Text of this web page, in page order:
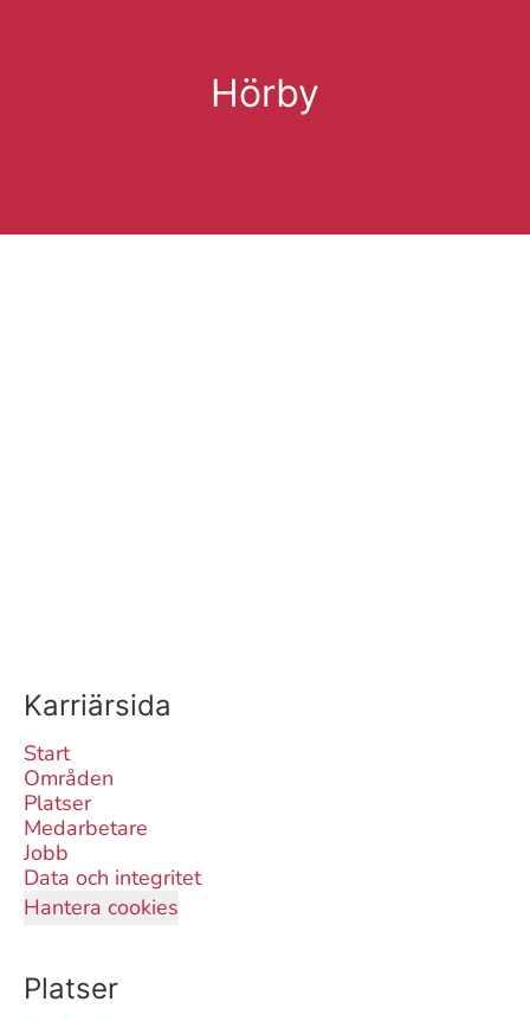
Hörby
Karriärsida
Start
Områden
Platser
Medarbetare
Jobb
Data och integritet
Hantera cookies
Platser